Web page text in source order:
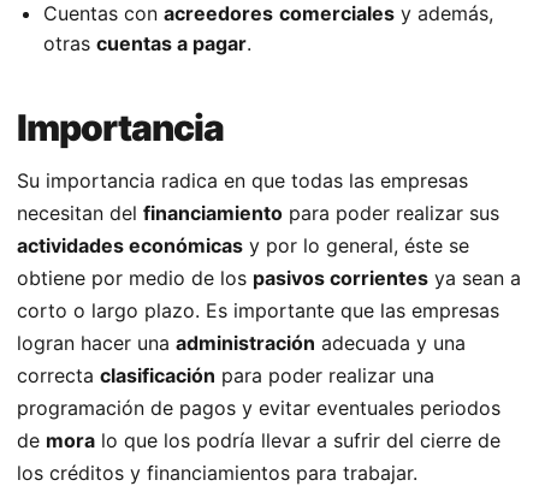
Cuentas con acreedores comerciales y además,
otras cuentas a pagar.
Importancia
Su importancia radica en que todas las empresas
necesitan del financiamiento para poder realizar sus
actividades económicas y por lo general, éste se
obtiene por medio de los pasivos corrientes ya sean a
corto o largo plazo. Es importante que las empresas
logran hacer una administración adecuada y una
correcta clasificación para poder realizar una
programación de pagos y evitar eventuales periodos
de mora lo que los podría llevar a sufrir del cierre de
los créditos y financiamientos para trabajar.